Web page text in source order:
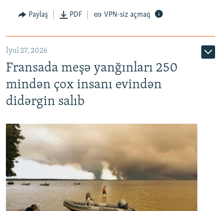
Paylaş PDF VPN-siz açmaq
İyul 27, 2026
Fransada meşə yanğınları 250
mindən çox insanı evindən
didərgin salıb